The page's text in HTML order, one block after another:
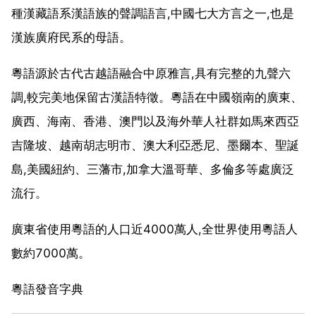
種漢藏語系漢語族的聲調語言,中國七大方言之一,也是
漢族廣府民系的母語。
粵語源於古代古越語融合中原雅言,具有完整的九聲六
調,較完美地保留古漢語特徵。粵語在中國嶺南的廣東、
廣西、海南、香港、澳門以及海外華人社群如馬來西亞
吉隆坡、越南胡志明市、澳大利亞悉尼、墨爾本、聖誕
島,美國紐約、三藩市,加拿大溫哥華、多倫多等處廣泛
流行。
廣東省使用粵語的人口近4000萬人,全世界使用粵語人
數約7000萬。
粵語發音字典